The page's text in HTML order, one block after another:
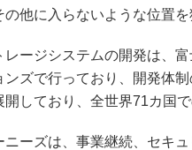
の他に入らないような位置を
ージシステムの開発は、
ンズで行っており、開発体
開しており、全世界71カ国で
ーズは、事業継続、セキ